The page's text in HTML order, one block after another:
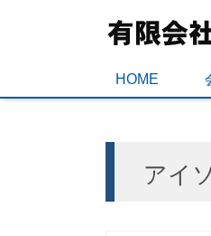
HOME
アイ